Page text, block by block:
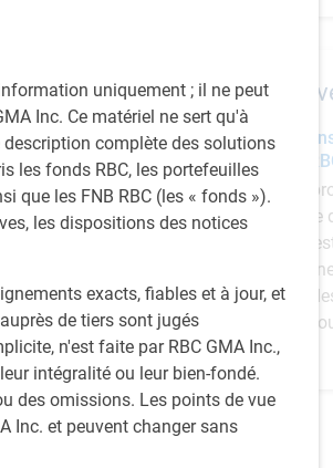
uniquement ; il ne peut
Inc. Ce matériel ne sert qu'à
complète des solutions
les fonds RBC, les portefeuilles
que les FNB RBC (les « fonds »).
les dispositions des notices
exacts, fiables et à jour, et
de tiers sont jugés
n'est faite par RBC GMA Inc.,
intégralité ou leur bien-fondé.
des omissions. Les points de vue
Inc. et peuvent changer sans
les
notre
Équipe
Équipe
émergents
​Méthode
systématique
titres et de
combinant
thématique
recherche
sociétés